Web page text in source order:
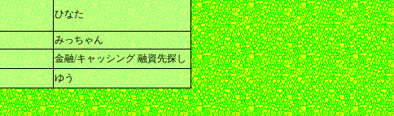
ひなた
みっちゃん
金融/キャッシング 融資先探し
ゆう